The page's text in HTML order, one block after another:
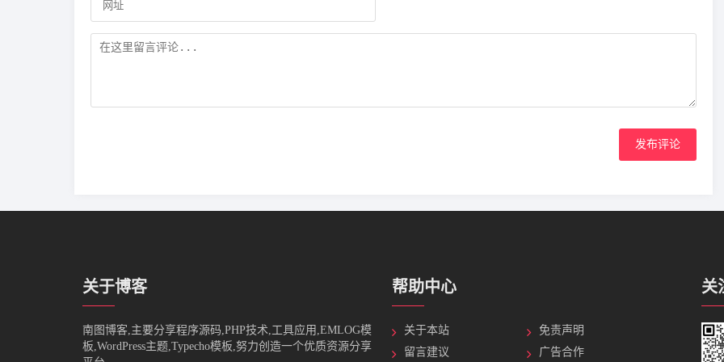
发布评论
关于博客
南图博客,主要分享程序源码,PHP技术,工具应用,EMLOG模
板,WordPress主题,Typecho模板,努力创造一个优质资源分享
帮助中心
关于本站
免责声明
留言建议
广告合作
关